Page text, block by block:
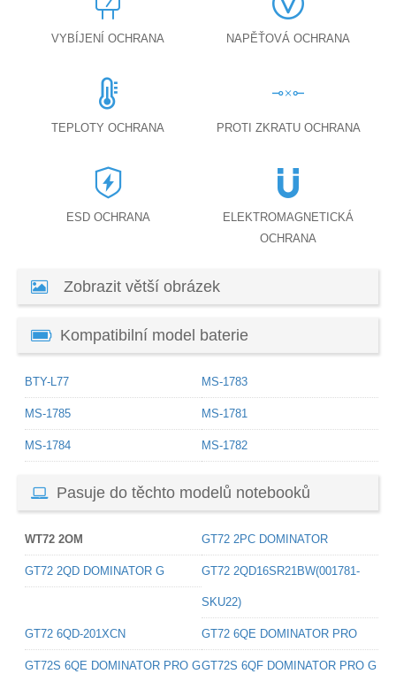
VYBÍJENÍ OCHRANA NAPĚŤOVÁ OCHRANA
TEPLOTY OCHRANA PROTI ZKRATU OCHRANA
ESD OCHRANA
ELEKTROMAGNETICKÁ
OCHRANA
Zobrazit větší obrázek
Kompatibilní model baterie
BTY-L77 MS-1783
MS-1785 MS-1781
MS-1784 MS-1782
Pasuje do těchto modelů notebooků
WT72 2OM GT72 2PC DOMINATOR
GT72 2QD DOMINATOR G GT72 2QD16SR21BW(001781-
SKU22)
GT72 6QD-201XCN GT72 6QE DOMINATOR PRO
GT72S 6QE DOMINATOR PRO GGT72S 6QF DOMINATOR PRO G